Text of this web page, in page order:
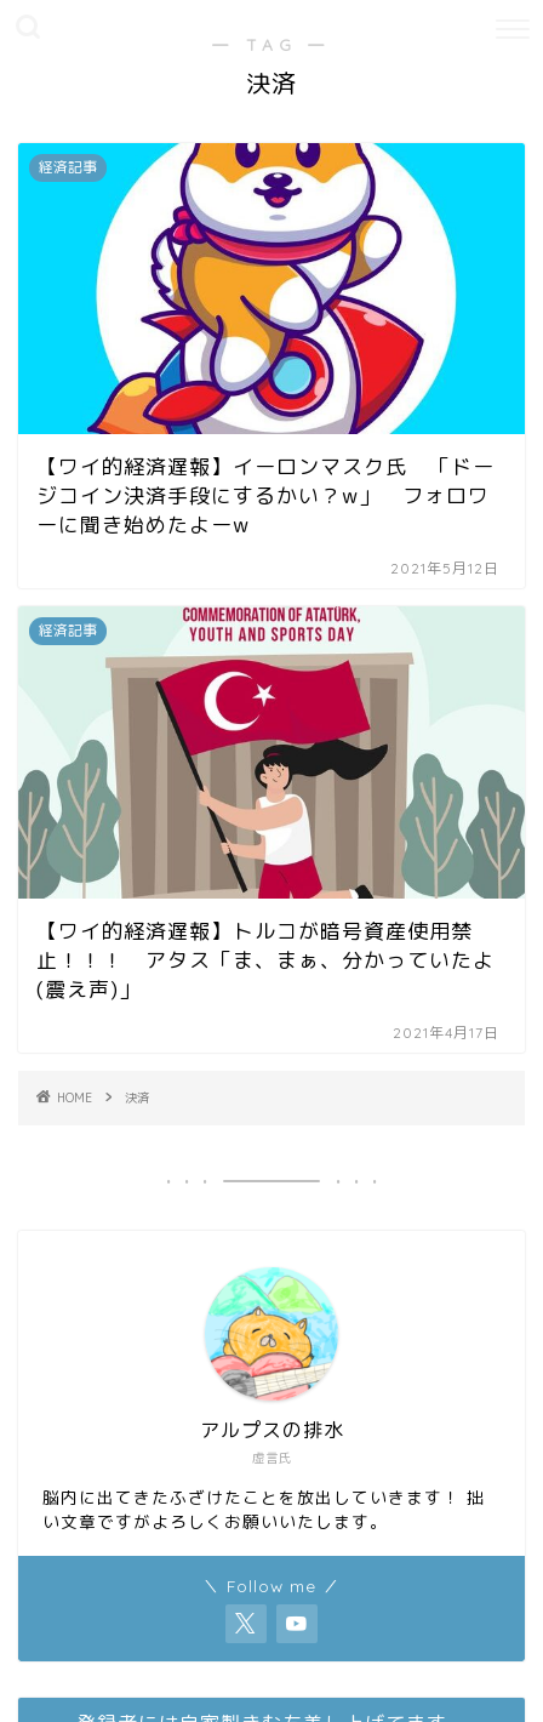
― TAG ―
決済
経済記事
【ワイ的経済遅報】イーロンマスク氏 「ドー
ジコイン決済手段にするかい？w」 フォロワ
ーに聞き始めたよーw
2021年5月12日
経済記事
【ワイ的経済遅報】トルコが暗号資産使用禁
止！！！ アタス「ま、まぁ、分かっていたよ
(震え声)」
2021年4月17日
HOME 決済
虚言氏
アルプスの排水
脳内に出てきたふざけたことを放出していきます！ 拙
い文章ですがよろしくお願いいたします。
＼ Follow me ／